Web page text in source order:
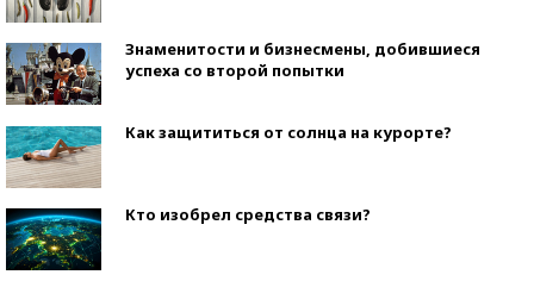
Знаменитости и бизнесмены, добившиеся
успеха со второй попытки
Как защититься от солнца на курорте?
Кто изобрел средства связи?